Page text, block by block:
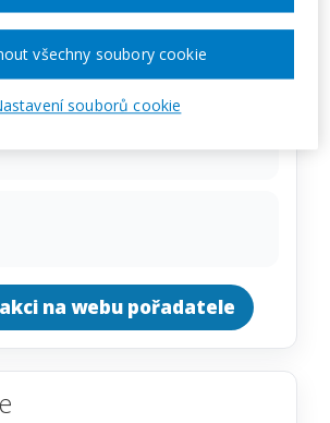
na webu pořadatele
souborů cookie
všechny soubory cookie